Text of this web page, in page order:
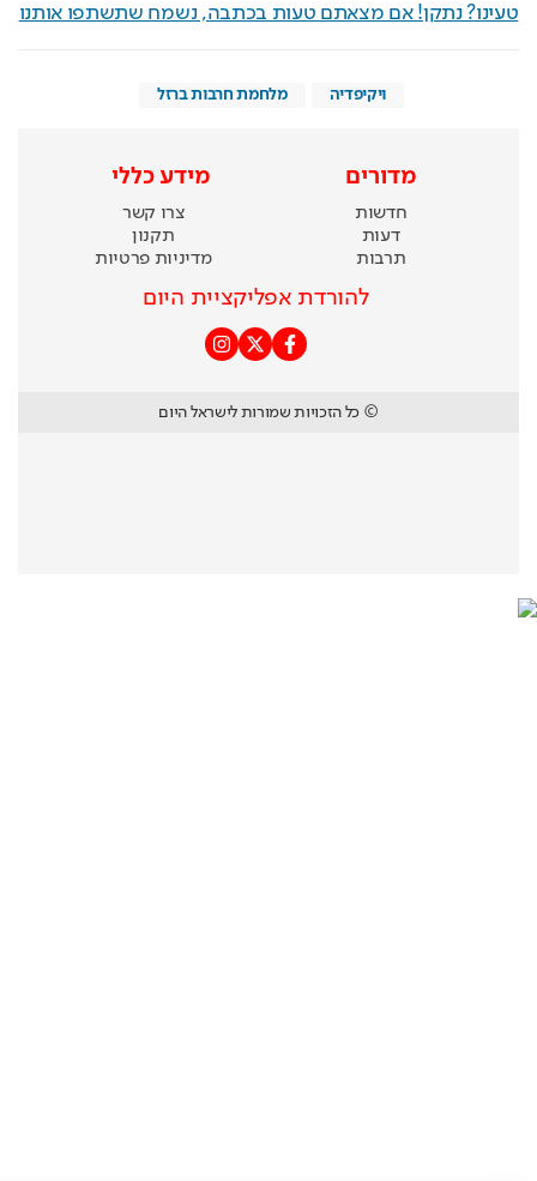
טעינו? נתקן! אם מצאתם טעות בכתבה, נשמח שתשתפו אותנו
ויקיפדיה מלחמת חרבות ברזל
מדורים
חדשות
דעות
תרבות
מידע כללי
צרו קשר
תקנון
מדיניות פרטיות
להורדת אפליקציית היום
© כל הזכויות שמורות לישראל היום